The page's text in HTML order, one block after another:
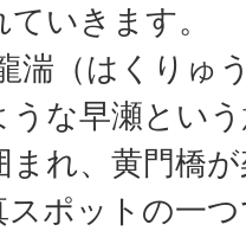
いきます。
湍（はくりゅ
うな早瀬とい
れ、黄門橋
ポットの一